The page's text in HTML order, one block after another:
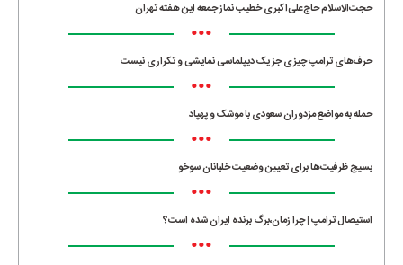
حجت‌الاسلام حاج‌علی‌اکبری خطیب نماز جمعه این هفته تهران
•••
حرف‌های ترامپ چیزی جز یک دیپلماسی نمایشی و تکراری نیست
•••
حمله به مواضع مزدوران سعودی با موشک و پهپاد
•••
بسیج ظرفیت‌ها برای تعیین وضعیت خلبانان سوخو
•••
استیصال ترامپ | چرا زمان،برگ برنده ایران شده است؟
•••